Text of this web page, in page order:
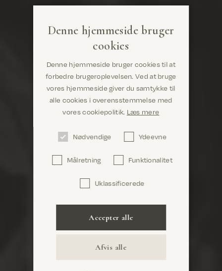
Bekræft
Denne hjemmeside bruger
cookies
Denne hjemmeside bruger cookies til at
forbedre brugeroplevelsen. Ved at bruge
vores hjemmeside giver du samtykke til
alle cookies i overensstemmelse med
vores cookiepolitik. Læs mere
Nødvendige Ydeevne
Målretning Funktionalitet
Uklassificerede
Accepter alle
Afvis alle